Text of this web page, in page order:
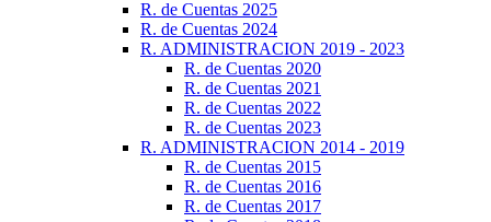
R. de Cuentas 2025
R. de Cuentas 2024
R. ADMINISTRACION 2019 - 2023
R. de Cuentas 2020
R. de Cuentas 2021
R. de Cuentas 2022
R. de Cuentas 2023
R. ADMINISTRACION 2014 - 2019
R. de Cuentas 2015
R. de Cuentas 2016
R. de Cuentas 2017